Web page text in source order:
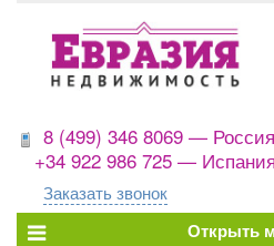
8 (499) 346 8069 — Россия
+34 922 986 725 — Испания
Заказать звонок